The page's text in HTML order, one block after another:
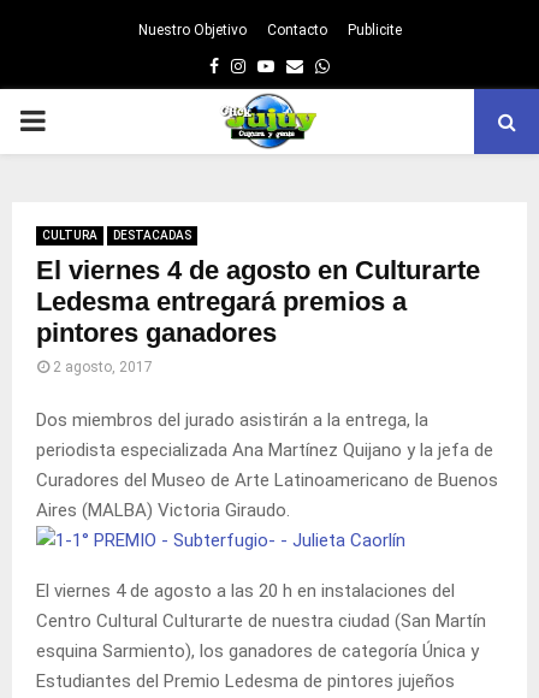
Nuestro Objetivo Contacto Publicite
Facebook
Instagram
Youtube
EmailWhatsapp
PRIMARY
CULTURA DESTACADAS
El viernes 4 de agosto en Culturarte
Ledesma entregará premios a
pintores ganadores
2 agosto, 2017
Dos miembros del jurado asistirán a la entrega, la
periodista especializada Ana Martínez Quijano y la jefa de
Curadores del Museo de Arte Latinoamericano de Buenos
Aires (MALBA) Victoria Giraudo.
El viernes 4 de agosto a las 20 h en instalaciones del
Centro Cultural Culturarte de nuestra ciudad (San Martín
esquina Sarmiento), los ganadores de categoría Única y
Estudiantes del Premio Ledesma de pintores jujeños